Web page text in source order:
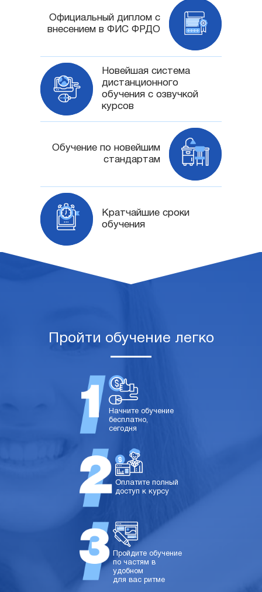
Официальный диплом с
внесением в ФИС ФРДО
Новейшая система
дистанционного
обучения с озвучкой
курсов
Обучение по новейшим
стандартам
Кратчайшие сроки
обучения
Пройти обучение легко
Начните обучение
бесплатно,
сегодня
Оплатите полный
доступ к курсу
Пройдите обучение
по частям в
удобном
для вас ритме